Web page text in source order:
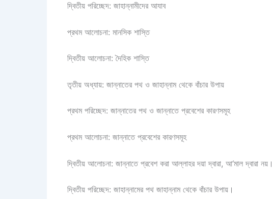
দ্বিতীয় পরিচ্ছেদ: জাহান্নামীদের আযাব
প্রথম আলোচনা: মানসিক শাস্তি
দ্বিতীয় আলোচনা: দৈহিক শাস্তি
তৃতীয় অধ্যায়: জান্নাতের পথ ও জাহান্নাম থেকে বাঁচার উপায়
প্রথম পরিচ্ছেদ: জান্নাতের পথ ও জান্নাতে প্রবেশের কারণসমূহ
প্রথম আলোচনা: জান্নাতে প্রবেশের কারণসমূহ
দ্বিতীয় আলোচনা: জান্নাতে প্রবেশ করা আল্লাহর দয়া দ্বারা, আ‘মাল দ্বারা নয়।
দ্বিতীয় পরিচ্ছেদ: জাহান্নামের পথ জাহান্নাম থেকে বাঁচার উপায়।